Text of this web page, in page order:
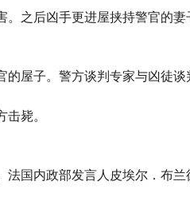
之后凶手更进屋挟持警官的妻
的屋子。警方谈判专家与凶徒
毙。
法国内政部发言人皮埃尔．布